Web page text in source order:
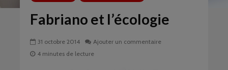
Fabriano et l’écologie
31 octobre 2014
Ajouter un commentaire
4 minutes de lecture